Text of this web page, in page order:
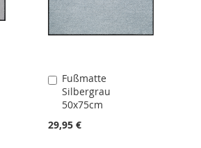
Fußmatte
Silbergrau
50x75cm
29,95 €
In
den
Warenkorb